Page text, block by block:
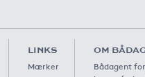
LINKS
Mærker
OM
Bådagent